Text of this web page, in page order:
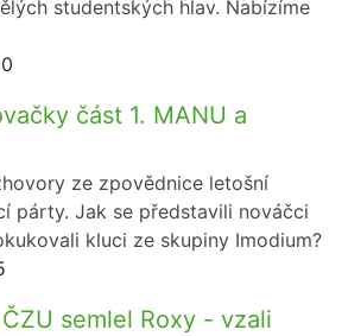
studentských hlav. Nabízíme
část 1. MANU a
ze zpovědnice letošní
párty. Jak se představili nováčci
kluci ze skupiny Imodium?
semlel Roxy - vzali